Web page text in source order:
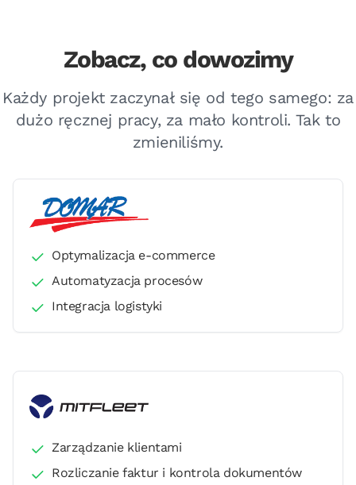
Zobacz, co dowozimy
Każdy projekt zaczynał się od tego samego: za
dużo ręcznej pracy, za mało kontroli. Tak to
zmieniliśmy.
Optymalizacja e-commerce
Automatyzacja procesów
Integracja logistyki
Zarządzanie klientami
Rozliczanie faktur i kontrola dokumentów